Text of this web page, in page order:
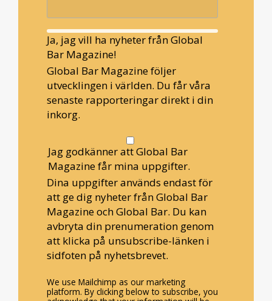
Ja, jag vill ha nyheter från Global
Bar Magazine!
Global Bar Magazine följer
utvecklingen i världen. Du får våra
senaste rapporteringar direkt i din
inkorg.
Jag godkänner att Global Bar
Magazine får mina uppgifter.
Dina uppgifter används endast för
att ge dig nyheter från Global Bar
Magazine och Global Bar. Du kan
avbryta din prenumeration genom
att klicka på unsubscribe-länken i
sidfoten på nyhetsbrevet.
We use Mailchimp as our marketing
platform. By clicking below to subscribe, you